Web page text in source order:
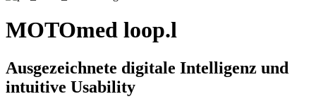
MOTOmed loop.l
Ausgezeichnete digitale Intelligenz und
intuitive Usability